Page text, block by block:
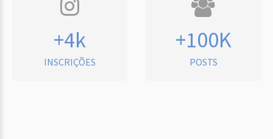
+4k
INSCRIÇÕES
+100K
POSTS